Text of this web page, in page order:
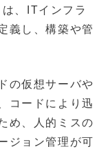
、ITインフラ
義し、構築や管
の仮想サーバや
コードにより迅
め、人的ミスの
ジョン管理が可